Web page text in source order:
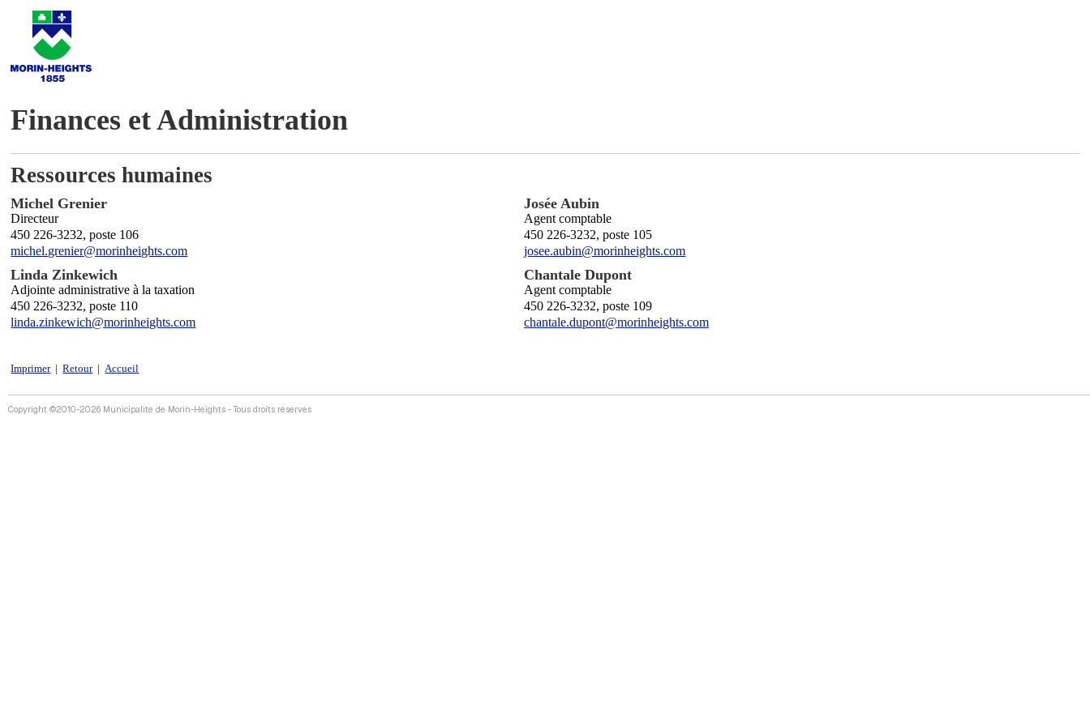
Finances et Administration
Ressources humaines
Michel Grenier
Directeur
450 226-3232, poste 106
michel.grenier@morinheights.com
Linda Zinkewich
Adjointe administrative à la taxation
450 226-3232, poste 110
linda.zinkewich@morinheights.com
Josée Aubin
Agent comptable
450 226-3232, poste 105
josee.aubin@morinheights.com
Chantale Dupont
Agent comptable
450 226-3232, poste 109
chantale.dupont@morinheights.com
Imprimer|Retour|Accueil
Copyright ©2010-2026 Municipalité de Morin-Heights - Tous droits réservés